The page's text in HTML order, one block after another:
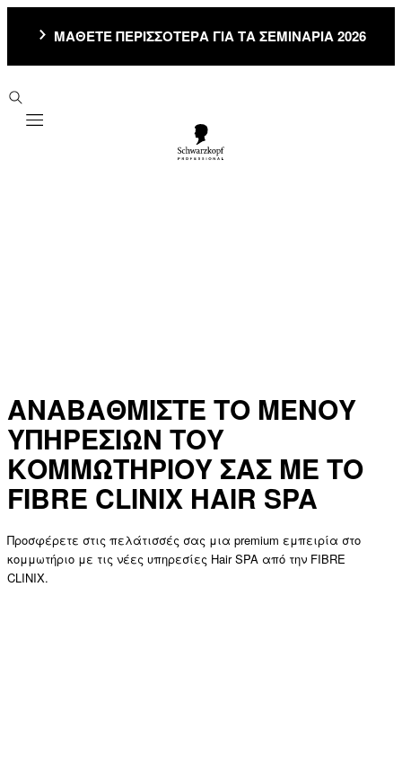
ΜΑΘΕΤΕ ΠΕΡΙΣΣΟΤΕΡΑ ΓΙΑ ΤΑ ΣΕΜΙΝΑΡΙΑ 2026
Mobile navigation
ΑΝΑΒΑΘΜΙΣΤΕ ΤΟ ΜΕΝΟΥ
ΥΠΗΡΕΣΙΩΝ ΤΟΥ
ΚΟΜΜΩΤΗΡΙΟΥ ΣΑΣ ΜΕ ΤΟ
FIBRE CLINIX HAIR SPA
Προσφέρετε στις πελάτισσές σας μια premium εμπειρία στο
κομμωτήριο με τις νέες υπηρεσίες Hair SPA από την FIBRE
CLINIX.